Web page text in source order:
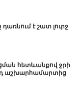
է շատ լուրջ
հետևանքով ջրի
աշխարհամարտից